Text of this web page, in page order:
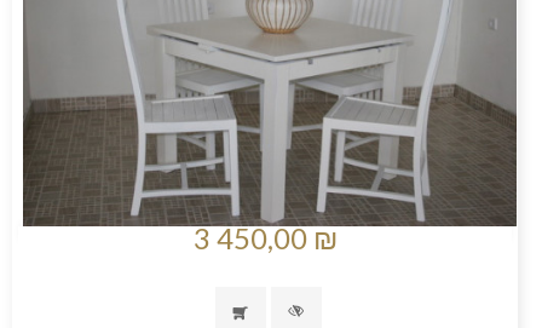
3 450,00 ₪